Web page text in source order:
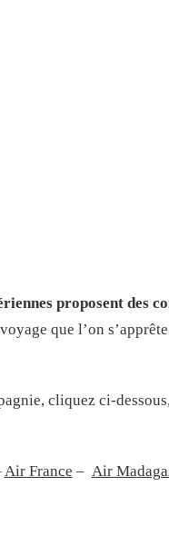
proposent des
que l’on
cliquez ci-
Air France – Air